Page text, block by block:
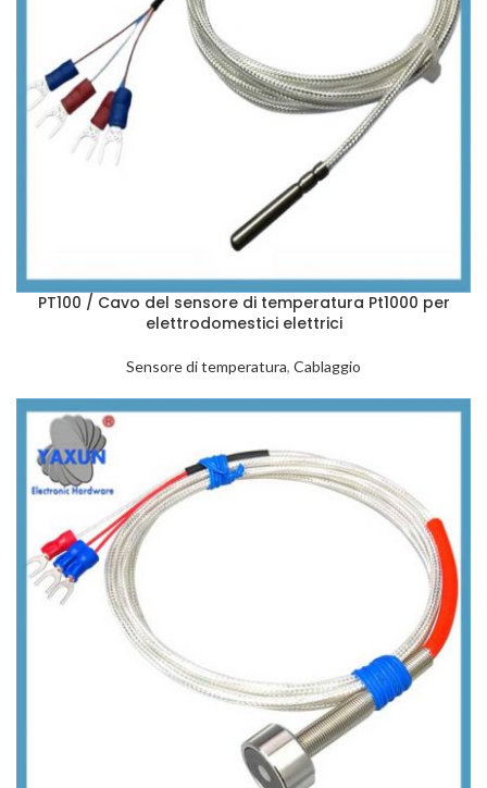
PT100 / Cavo del sensore di temperatura Pt1000 per
elettrodomestici elettrici
Sensore di temperatura, Cablaggio